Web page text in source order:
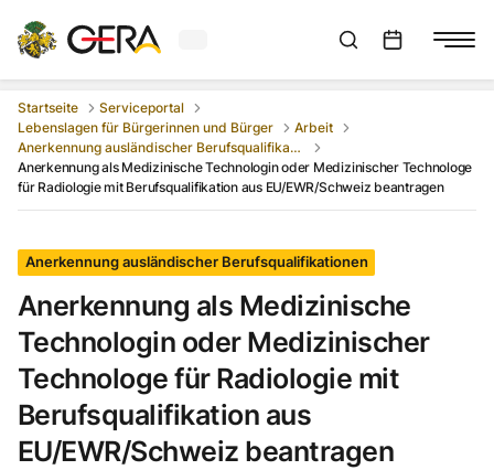
Aktuelles Wetter in GeraSuchleiste anzeigen
Startseite
Serviceportal
Lebenslagen für Bürgerinnen und Bürger
Arbeit
Anerkennung ausländischer Berufsqualifikationen
Anerkennung als Medizinische Technologin oder Medizinischer Technologe
für Radiologie mit Berufsqualifikation aus EU/EWR/Schweiz beantragen
Anerkennung ausländischer Berufsqualifikationen
Anerkennung als Medizinische
Technologin oder Medizinischer
Technologe für Radiologie mit
Berufsqualifikation aus
EU/EWR/Schweiz beantragen